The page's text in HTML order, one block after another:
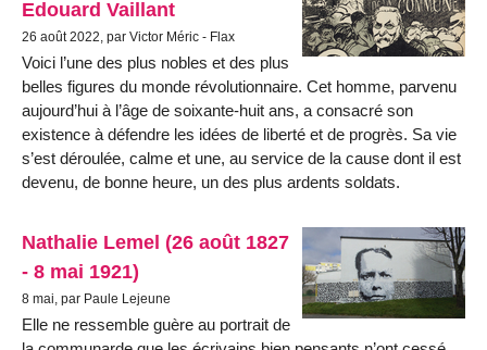
Edouard Vaillant
26 août 2022, par Victor Méric - Flax
Voici l’une des plus nobles et des plus
belles figures du monde révolutionnaire. Cet homme, parvenu
aujourd’hui à l’âge de soixante-huit ans, a consacré son
existence à défendre les idées de liberté et de progrès. Sa vie
s’est déroulée, calme et une, au service de la cause dont il est
devenu, de bonne heure, un des plus ardents soldats.
Nathalie Lemel (26 août 1827
- 8 mai 1921)
8 mai, par Paule Lejeune
Elle ne ressemble guère au portrait de